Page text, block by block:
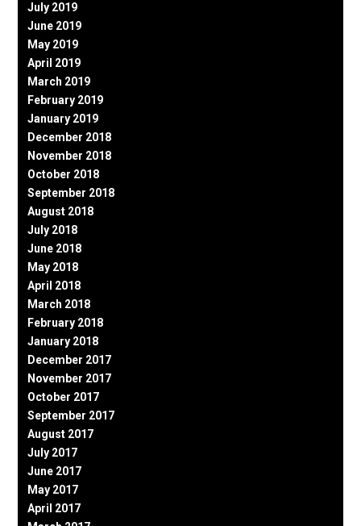
July 2019
June 2019
May 2019
April 2019
March 2019
February 2019
January 2019
December 2018
November 2018
October 2018
September 2018
August 2018
July 2018
June 2018
May 2018
April 2018
March 2018
February 2018
January 2018
December 2017
November 2017
October 2017
September 2017
August 2017
July 2017
June 2017
May 2017
April 2017